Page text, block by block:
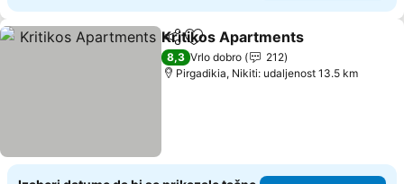
Deli Dodati u favorite
Kritikos Apartments
8,3 Vrlo dobro
212
Pirgadikia, Nikiti: udaljenost 13.5 km